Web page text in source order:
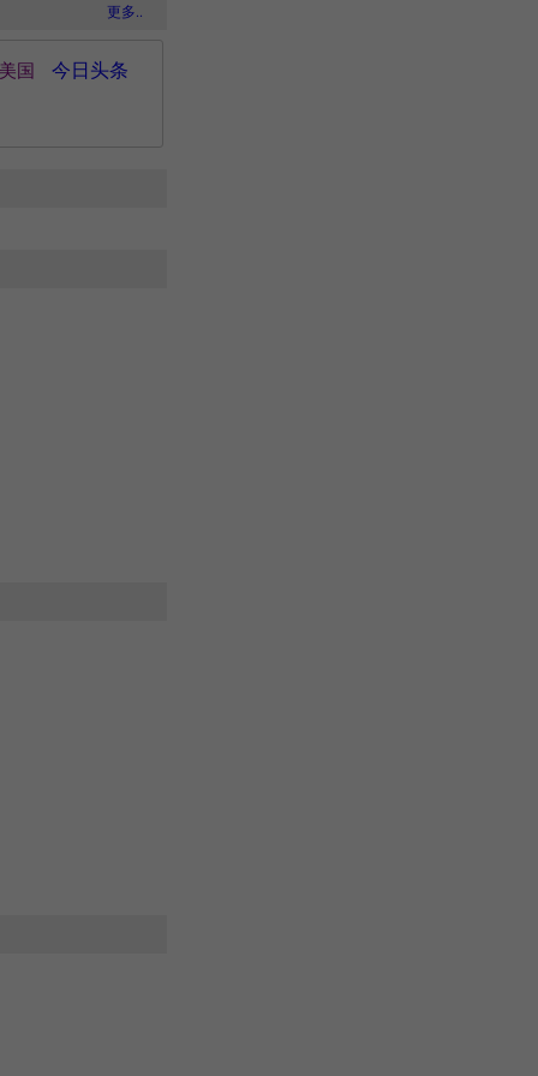
更多..
美国 今日头条